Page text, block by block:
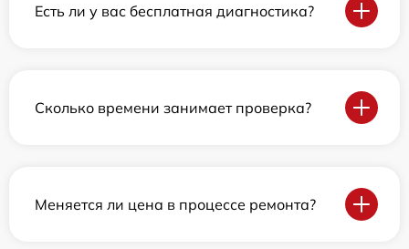
Есть ли у вас бесплатная диагностика?
Сколько времени занимает проверка?
Меняется ли цена в процессе ремонта?